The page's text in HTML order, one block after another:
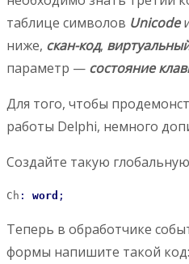
таблице символов Unicode
ниже, скан-код,
параметр — состояние
Для того, чтобы
работы Delphi, немного
Создайте такую
Ch : word ;
Теперь в обработчике
формы напишите такой код: